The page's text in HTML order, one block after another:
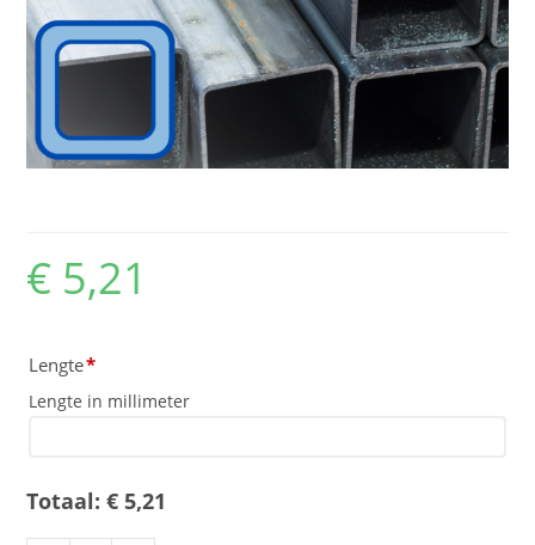
€ 5,21
Lengte*
Lengte in millimeter
Totaal:€ 5,21